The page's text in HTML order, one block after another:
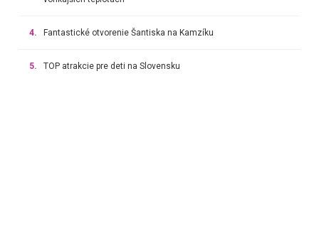
4. Fantastické otvorenie Šantiska na Kamzíku
5. TOP atrakcie pre deti na Slovensku